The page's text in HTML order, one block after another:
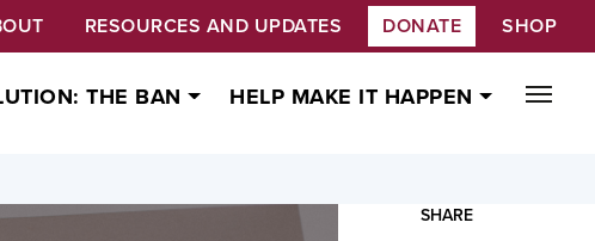
RESOURCES AND UPDATES DONATE SHOP
THE BAN HELP MAKE IT HAPPEN
SHARE